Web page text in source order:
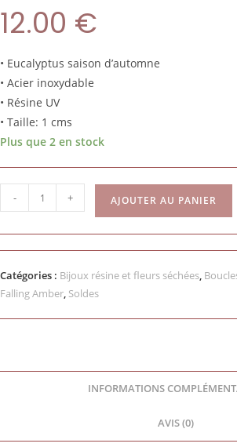
12.00 €
• Eucalyptus saison d’automne
• Acier inoxydable
• Résine UV
• Taille: 1 cms
Plus que 2 en stock
- + AJOUTER AU PANIER
Catégories : Bijoux résine et fleurs séchées,
Falling Amber, Soldes
INFORMATIONS
AVIS (0)